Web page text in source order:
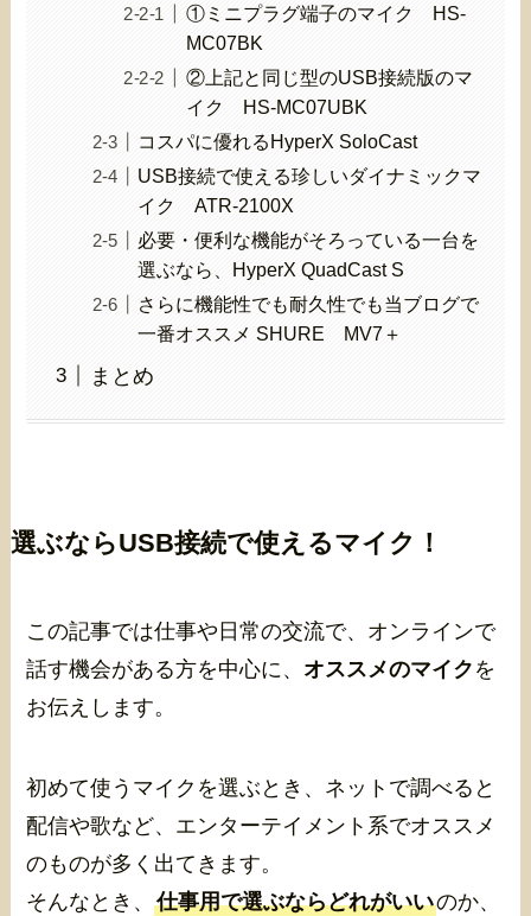
①ミニプラグ端子のマイク HS-
MC07BK
②上記と同じ型のUSB接続版のマ
イク HS-MC07UBK
コスパに優れるHyperX SoloCast
USB接続で使える珍しいダイナミックマ
イク ATR-2100X
必要・便利な機能がそろっている一台を
選ぶなら、HyperX QuadCast S
さらに機能性でも耐久性でも当ブログで
一番オススメ SHURE MV7＋
まとめ
選ぶならUSB接続で使えるマイク！
この記事では仕事や日常の交流で、オンラインで
話す機会がある方を中心に、 オススメのマイク を
お伝えします。
初めて使うマイクを選ぶとき、ネットで調べると
配信や歌など、エンターテイメント系でオススメ
のものが多く出てきます。
そんなとき、仕事用で選ぶならどれがいいのか、